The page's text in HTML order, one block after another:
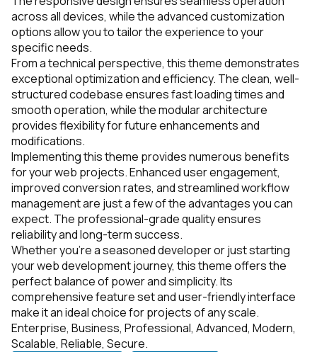
across all devices, while the advanced customization
options allow you to tailor the experience to your
specific needs.
From a technical perspective, this theme demonstrates
exceptional optimization and efficiency. The clean, well-
structured codebase ensures fast loading times and
smooth operation, while the modular architecture
provides flexibility for future enhancements and
modifications.
Implementing this theme provides numerous benefits
for your web projects. Enhanced user engagement,
improved conversion rates, and streamlined workflow
management are just a few of the advantages you can
expect. The professional-grade quality ensures
reliability and long-term success.
Whether you're a seasoned developer or just starting
your web development journey, this theme offers the
perfect balance of power and simplicity. Its
comprehensive feature set and user-friendly interface
make it an ideal choice for projects of any scale.
Enterprise, Business, Professional, Advanced, Modern,
Scalable, Reliable, Secure.